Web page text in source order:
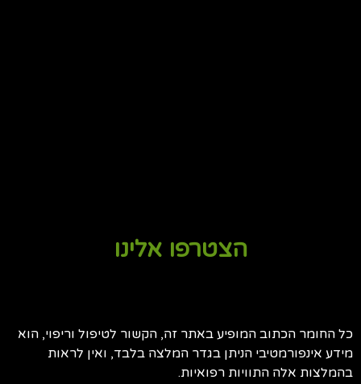
הצטרפו אלינו
כל החומר הכתוב המופיע באתר זה, הקשור לטיפול וריפוי, הוא
מידע אינפורמטיבי הניתן בגדר המלצה בלבד, ואין לראות
בהמלצות אלה התוויות רפואיות.